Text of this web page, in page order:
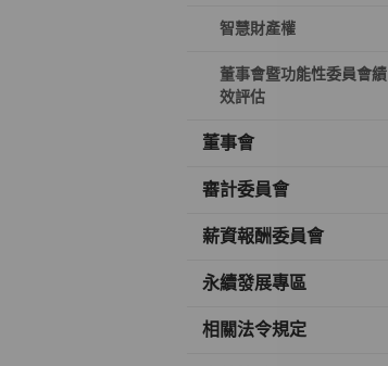
智慧財產權
董事會暨功能性委員會績
效評估
董事會
審計委員會
薪資報酬委員會
永續發展專區
相關法令規定